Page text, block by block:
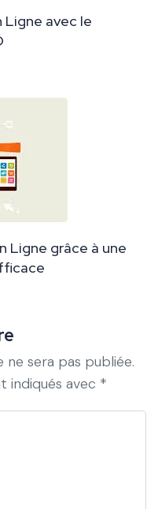
avec le
Ligne grâce à une
ne sera pas publiée.
indiqués avec *